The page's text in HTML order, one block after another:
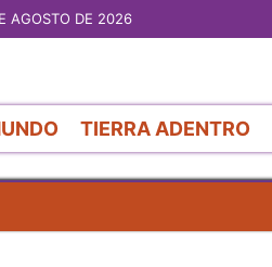
AGOSTO DE 2026
TIERRA ADENTRO